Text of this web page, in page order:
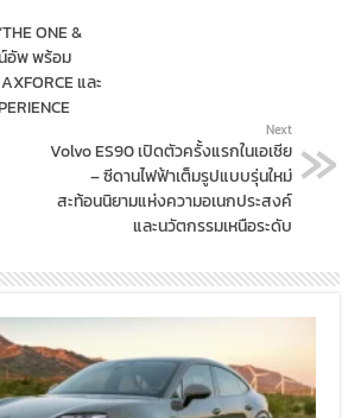
ONE &
อัพ พร้อม
และ
Next
Volvo ES90 เปิดตัวครั้งแรกในเอเชีย
– ซีดานไฟฟ้าเต็มรูปแบบรุ่นใหม่
สะท้อนนิยามแห่งความอเนกประสงค์
และนวัตกรรมเหนือระดับ